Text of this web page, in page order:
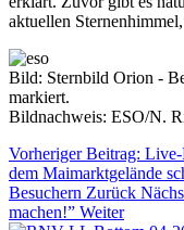
aktuellen
Bild: Sternbild Orion -
markiert.
Bildnachweis: ESO/N.
Vorheriger Beitrag:
dem Maimarktgelände
Besuchern Zurück
machen!” Weiter